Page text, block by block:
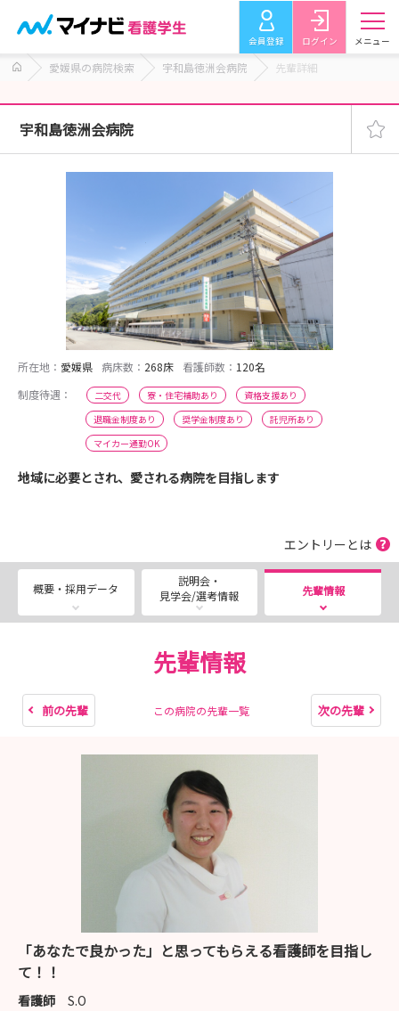
会員登録 ログイン メニュー
愛媛県の病院検索 宇和島徳洲会病院 先輩詳細
宇和島徳洲会病院
所在地： 愛媛県 病床数： 268床 看護師数： 120名
制度待遇：
二交代 寮・住宅補助あり
資格支援あり
退職金制度あり
奨学金制度あり
託児所あり
マイカー通勤OK
地域に必要とされ、愛される病院を目指します
エントリーとは
概要・採用データ
説明会・
見学会/選考情報
先輩情報
先輩情報
前の先輩 この病院の先輩一覧 次の先輩
「あなたで良かった」と思ってもらえる看護師を目指し
て！！
看護師 S.O